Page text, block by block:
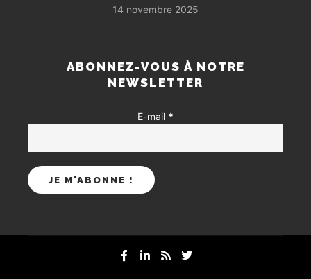
14 novembre 2025
ABONNEZ-VOUS À NOTRE
NEWSLETTER
E-mail *